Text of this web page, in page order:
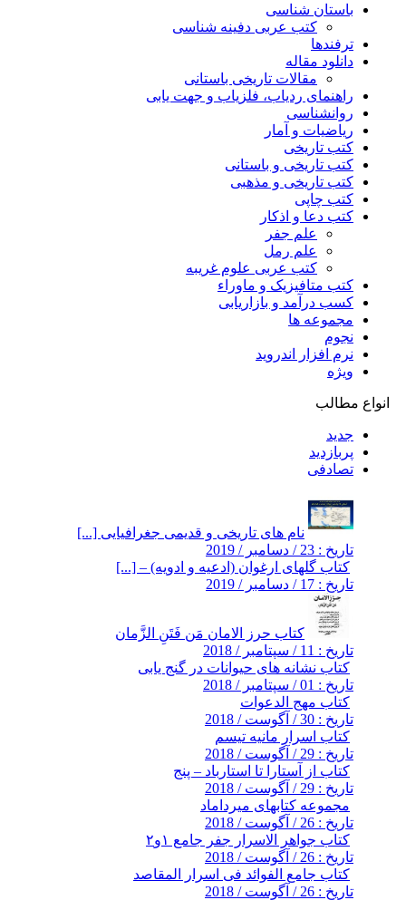
باستان شناسی
کتب عربی دفینه شناسی
ترفندها
دانلود مقاله
مقالات تاریخی باستانی
راهنمای ردیاب، فلزیاب و جهت یابی
روانشناسی
ریاضیات و آمار
کتب تاریخی
کتب تاریخی و باستانی
کتب تاریخی و مذهبی
کتب چاپی
کتب دعا و اذکار
علم جفر
علم رمل
کتب عربی علوم غریبه
کتب متافیزیک و ماوراء
کسب درآمد و بازاریابی
مجموعه ها
نجوم
نرم افزار اندروید
ویژه
انواع مطالب
جدید
پربازدید
تصادفی
نام های تاریخی و قدیمی جغرافیایی [...]
تاریخ : 23 / دسامبر / 2019
کتاب گلهای ارغوان (ادعیه و ادویه) – [...]
تاریخ : 17 / دسامبر / 2019
کتاب حرز الامان مَن فَتَنِ الزَّمان
تاریخ : 11 / سپتامبر / 2018
کتاب نشانه های حیوانات در گنج یابی
تاریخ : 01 / سپتامبر / 2018
کتاب مهج الدعوات
تاریخ : 30 / آگوست / 2018
کتاب اسرار مانیه تیسم
تاریخ : 29 / آگوست / 2018
کتاب از آستارا تا استارباد – پنج
تاریخ : 29 / آگوست / 2018
مجموعه کتابهای میرداماد
تاریخ : 26 / آگوست / 2018
کتاب جواهر الاسرار جفر جامع ۱و۲
تاریخ : 26 / آگوست / 2018
کتاب جامع الفوائد فی اسرار المقاصد
تاریخ : 26 / آگوست / 2018